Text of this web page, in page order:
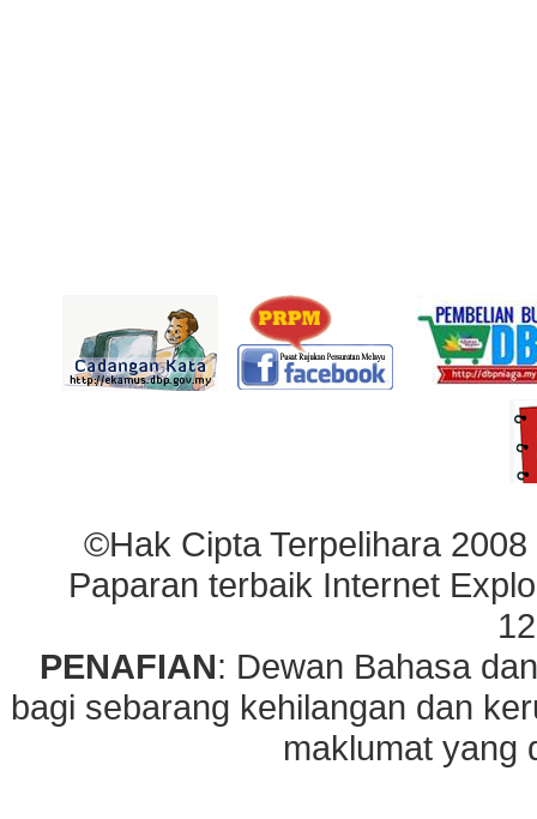
©Hak Cipta Terpelihara
Paparan terbaik Internet
PENAFIAN: Dewan Bahasa
bagi sebarang kehilangan dan
maklumat yang